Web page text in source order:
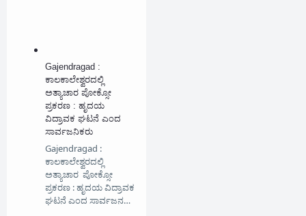
Gajendragad :
ಕಾಲಕಾಲೇಶ್ವರದಲ್ಲಿ
ಅತ್ಯಾಚಾರ ಪೋಕ್ಸೋ
ಪ್ರಕರಣ : ಹೃದಯ
ವಿದ್ರಾವಕ ಘಟನೆ ಎಂದ
ಸಾರ್ವಜನಿಕರು
Gajendragad :
ಕಾಲಕಾಲೇಶ್ವರದಲ್ಲಿ
ಅತ್ಯಾಚಾರ ಪೋಕ್ಸೋ
ಪ್ರಕರಣ : ಹೃದಯ ವಿದ್ರಾವಕ
ಘಟನೆ ಎಂದ ಸಾರ್ವಜನ…